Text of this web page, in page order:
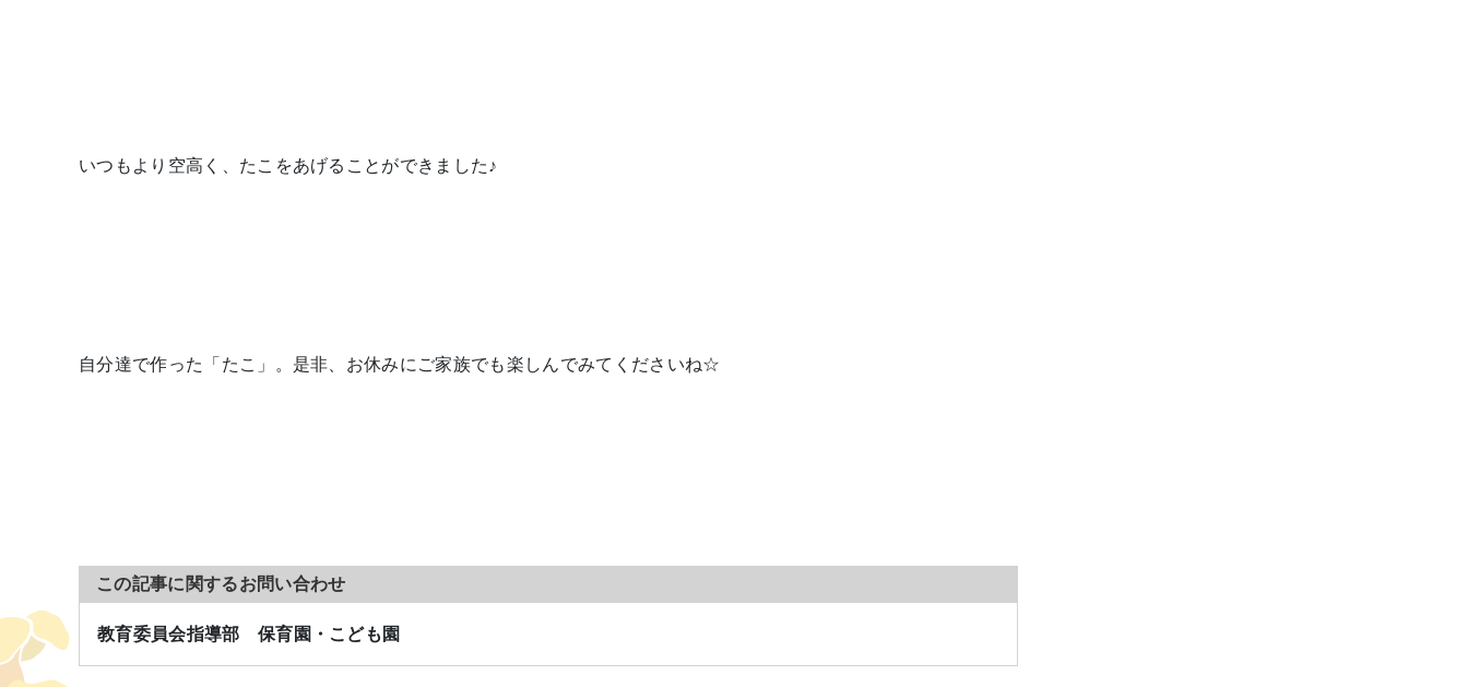
いつもより空高く、たこをあげることができました♪
自分達で作った「たこ」。是非、お休みにご家族でも楽しんでみてくださいね☆
この記事に関するお問い合わせ
教育委員会指導部 保育園・こども園